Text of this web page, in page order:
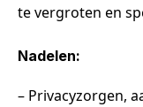
te vergroten en
Nadelen:
– Privacyzorgen,